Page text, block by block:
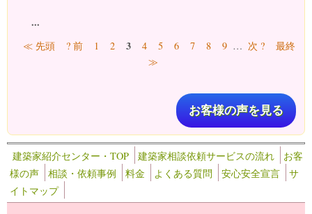
...
ページ
≪ 先頭 ? 前 1 2 3 4 5 6 7 8 9 … 次 ?
最終
≫
お客様の声を見る
建築家紹介センター・TOP 建築家相談依頼サービスの流れ
お客
様の声
相談・依頼事例 料金 よくある質問 安心安全宣言
サ
イトマップ